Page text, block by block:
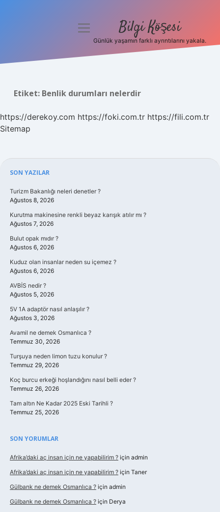
Hakkımızda
menüyü
Bilgi Köşesi
Günlük yaşamın farklı ayrıntılarını yakala.
Etiket: Benlik durumları nelerdir
https://derekoy.com https://foki.com.tr https://fili.com.tr
Sitemap
Sidebar
SON YAZILAR
Turizm Bakanlığı neleri denetler ?
Ağustos 8, 2026
Kurutma makinesine renkli beyaz karışık atılır mı ?
Ağustos 7, 2026
Bulut opak mıdır ?
Ağustos 6, 2026
Kuduz olan insanlar neden su içemez ?
Ağustos 6, 2026
AVBİS nedir ?
Ağustos 5, 2026
5V 1A adaptör nasıl anlaşılır ?
Ağustos 3, 2026
Avamil ne demek Osmanlıca ?
Temmuz 30, 2026
Turşuya neden limon tuzu konulur ?
Temmuz 29, 2026
Koç burcu erkeği hoşlandığını nasıl belli eder ?
Temmuz 26, 2026
Tam altın Ne Kadar 2025 Eski Tarihli ?
Temmuz 25, 2026
SON YORUMLAR
Afrika’daki aç insan için ne yapabilirim ? için admin
Afrika’daki aç insan için ne yapabilirim ? için Taner
Gülbank ne demek Osmanlıca ? için admin
Gülbank ne demek Osmanlıca ? için Derya